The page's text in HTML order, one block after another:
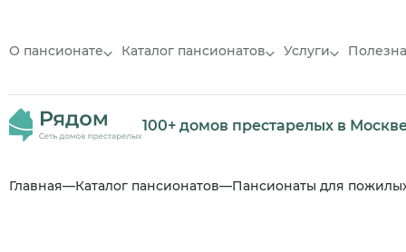
О пансионате Каталог пансионатов Услуги
100+ домов престарелых в
Главная Каталог пансионатов Пансионаты для